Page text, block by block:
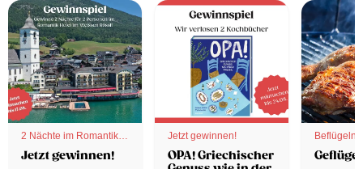
2 Nächte im Romantik
Hotel
Jetzt gewinnen!
Jetzt gewinnen!
OPA! Griechischer